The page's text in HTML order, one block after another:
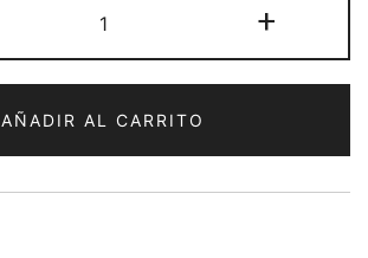
unisex
"Loc@
las
aves"
cantidad
+
AÑADIR AL CARRITO